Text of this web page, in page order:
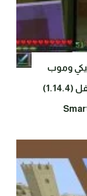
وموب
تراب زومبي خنزير – سرفايفل (1.14.4)